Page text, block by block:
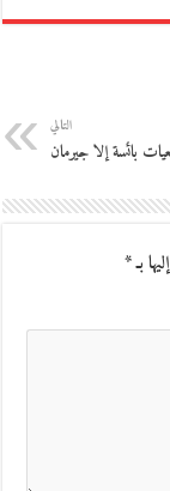
التالي
بائسة إلا جيرمان
بـ*